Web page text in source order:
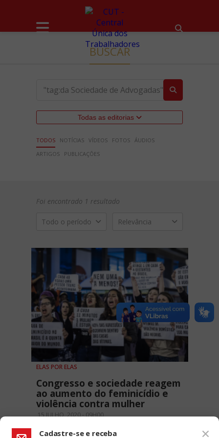
BUSCAR
Todas as editorias
TODOS NOTÍCIAS VÍDEOS FOTOS ÁUDIOS
ARTIGOS
PUBLICAÇÕES
Foi encontrado 1 resultado
Todo o período Relevância
ELAS POR ELAS
Congresso e sociedade reagem
ao aumento do feminicídio e
violência contra mulher
15 JULHO, 2020 - 09H00
Cadastre-se e receba